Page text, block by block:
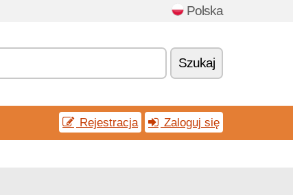
Polska
Szukaj
Rejestracja Zaloguj się